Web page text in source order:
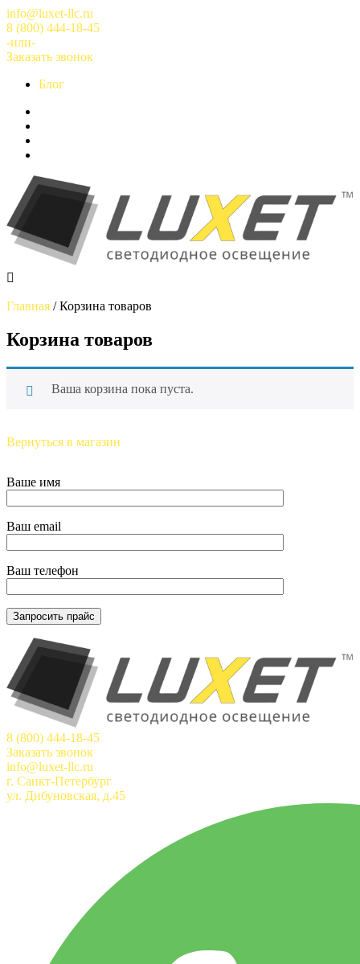
Перейти
к
содержимому
info@luxet-llc.ru
8 (800) 444-18-45
-или-
Заказать звонок
Блог
Главная /Корзина товаров
Корзина товаров
Ваша корзина пока пуста.
Вернуться в магазин
Ваше имя
Ваш email
Ваш телефон
8 (800) 444-18-45
Заказать звонок
info@luxet-llc.ru
г. Санкт-Петербург
ул. Дибуновская, д.45